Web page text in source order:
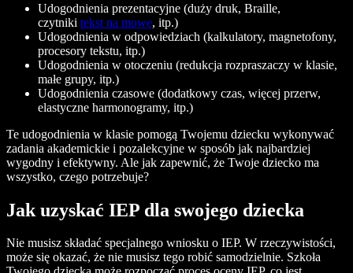
Udogodnienia prezentacyjne (duży druk, Braille,
czytniki tekst na mowę, itp.)
Udogodnienia w odpowiedziach (kalkulatory, magnetofony,
procesory tekstu, itp.)
Udogodnienia w otoczeniu (redukcja rozpraszaczy w klasie,
małe grupy, itp.)
Udogodnienia czasowe (dodatkowy czas, więcej przerw,
elastyczne harmonogramy, itp.)
Te udogodnienia w klasie pomogą Twojemu dziecku wykonywać
zadania akademickie i pozalekcyjne w sposób jak najbardziej
wygodny i efektywny. Ale jak zapewnić, że Twoje dziecko ma
wszystko, czego potrzebuje?
Jak uzyskać IEP dla swojego dziecka
Nie musisz składać specjalnego wniosku o IEP. W rzeczywistości,
może się okazać, że nie musisz tego robić samodzielnie. Szkoła